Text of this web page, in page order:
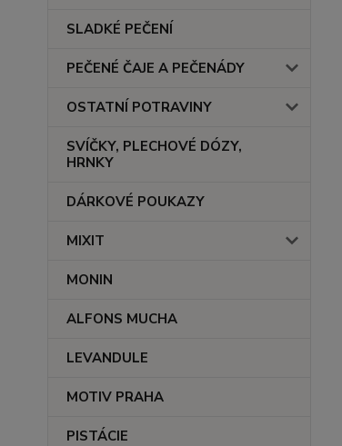
SLADKÉ PEČENÍ
PEČENÉ ČAJE A PEČENÁDY
OSTATNÍ POTRAVINY
SVÍČKY, PLECHOVÉ DÓZY,
HRNKY
DÁRKOVÉ POUKAZY
MIXIT
MONIN
ALFONS MUCHA
LEVANDULE
MOTIV PRAHA
PISTÁCIE